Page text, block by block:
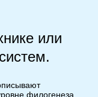
или
филогенеза.